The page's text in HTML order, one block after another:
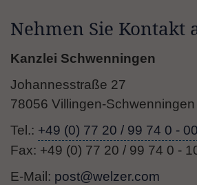
Nehmen Sie Kontakt
Kanzlei Schwenningen
Johannesstraße 27
78056 Villingen-Schwenningen
Tel.: +49 (0) 77 20 / 99 74 0 - 00
Fax: +49 (0) 77 20 / 99 74 0 -
E-Mail: post@welzer.com